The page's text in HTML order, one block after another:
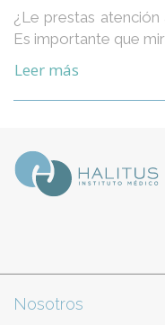
¿Le prestas
Es importante que
Leer más
Nosotros